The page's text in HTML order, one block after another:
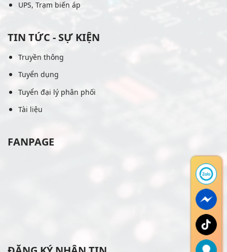
UPS, Trạm biến áp
TIN TỨC - SỰ KIỆN
Truyền thông
Tuyển dụng
Tuyển đại lý phân phối
Tài liệu
FANPAGE